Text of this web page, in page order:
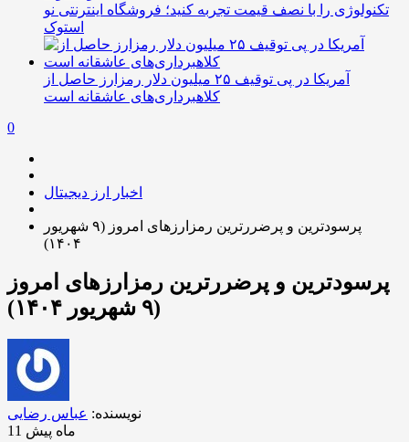
تکنولوژی را با نصف قیمت تجربه کنید؛ فروشگاه اینترنتی نو
استوک
آمریکا در پی توقیف ۲۵ میلیون دلار رمزارز حاصل از
کلاهبرداری‌های عاشقانه است
0
اخبار ارز دیجیتال
پرسودترین و پرضررترین رمزارزهای امروز (۹ شهریور
۱۴۰۴)
پرسودترین و پرضررترین رمزارزهای امروز
(۹ شهریور ۱۴۰۴)
نویسنده: عباس رضایی
11 ماه پیش